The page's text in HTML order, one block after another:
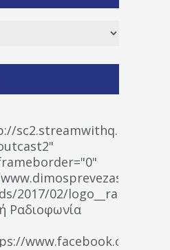
wp-
2017/02/
Ραδιοφωνία
www.facebook.com/